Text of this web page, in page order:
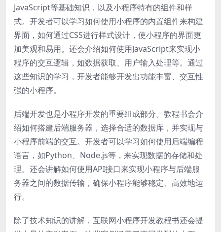
JavaScript等基础知识，以及小程序特有的组件和样
式。开发者可以学习如何使用小程序的内置组件来构建
界面，如何通过CSS进行样式设计，使小程序的界面更
加美观和易用。还会介绍如何使用JavaScript来实现小
程序的交互逻辑，如数据获取、用户输入处理等。通过
这些知识的学习，开发者能够开发出功能丰富、交互性
强的小程序。
后端开发也是小程序开发的重要组成部分。教程书会介
绍如何搭建后端服务器，选择合适的数据库，并实现与
小程序前端的交互。开发者可以学习如何使用后端编程
语言，如Python、Node.js等，来实现数据的存储和处
理。还会讲解如何使用API接口来实现小程序与后端服
务器之间的数据传输，确保小程序能够稳定、高效地运
行。
除了技术知识的讲解，互联网小程序开发教程书还会提